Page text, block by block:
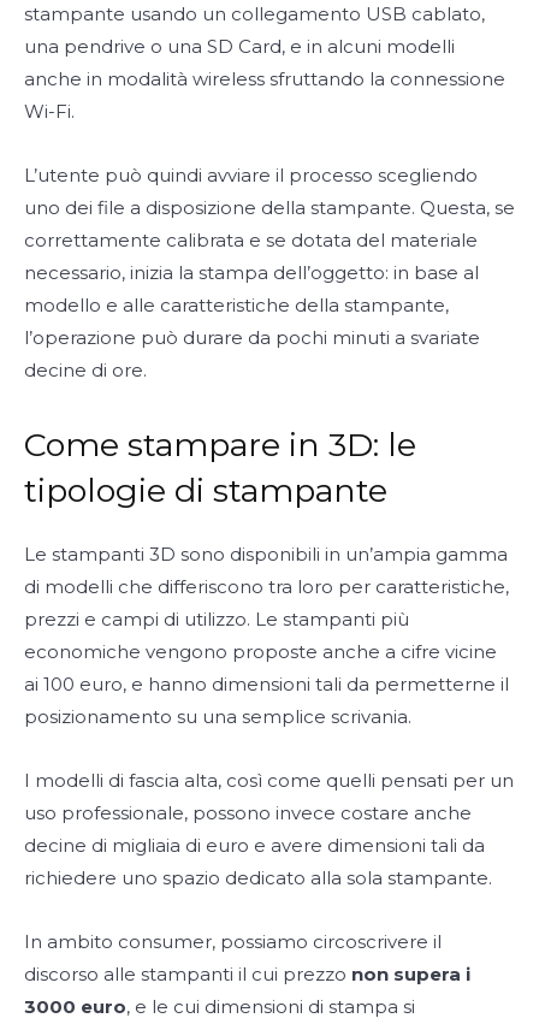
stampante usando un collegamento USB cablato,
una pendrive o una SD Card, e in alcuni modelli
anche in modalità wireless sfruttando la connessione
Wi-Fi.
L’utente può quindi avviare il processo scegliendo
uno dei file a disposizione della stampante. Questa, se
correttamente calibrata e se dotata del materiale
necessario, inizia la stampa dell’oggetto: in base al
modello e alle caratteristiche della stampante,
l’operazione può durare da pochi minuti a svariate
decine di ore.
Come stampare in 3D: le
tipologie di stampante
Le stampanti 3D sono disponibili in un’ampia gamma
di modelli che differiscono tra loro per caratteristiche,
prezzi e campi di utilizzo. Le stampanti più
economiche vengono proposte anche a cifre vicine
ai 100 euro, e hanno dimensioni tali da permetterne il
posizionamento su una semplice scrivania.
I modelli di fascia alta, così come quelli pensati per un
uso professionale, possono invece costare anche
decine di migliaia di euro e avere dimensioni tali da
richiedere uno spazio dedicato alla sola stampante.
In ambito consumer, possiamo circoscrivere il
discorso alle stampanti il cui prezzo non supera i
3000 euro, e le cui dimensioni di stampa si